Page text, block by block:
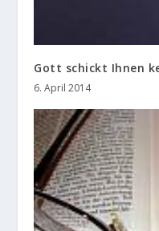
Gott schickt Ihnen
6. April 2014